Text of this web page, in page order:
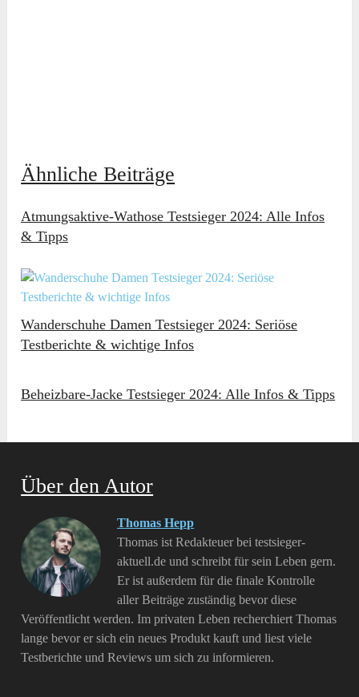
Ähnliche Beiträge
Atmungsaktive-Wathose Testsieger 2024: Alle Infos
& Tipps
Wanderschuhe Damen Testsieger 2024: Seriöse
Testberichte & wichtige Infos
Beheizbare-Jacke Testsieger 2024: Alle Infos & Tipps
Über den Autor
Thomas Hepp
Thomas ist Redakteuer bei testsieger-
aktuell.de und schreibt für sein Leben gern.
Er ist außerdem für die finale Kontrolle
aller Beiträge zuständig bevor diese
Veröffentlicht werden. Im privaten Leben recherchiert Thomas
lange bevor er sich ein neues Produkt kauft und liest viele
Testberichte und Reviews um sich zu informieren.